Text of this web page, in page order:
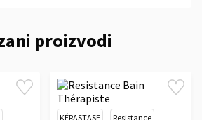
proizvodi
KÉRASTASE Resistance